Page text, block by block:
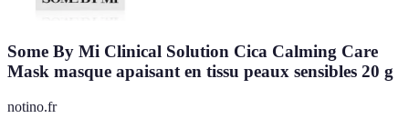
Some By Mi Clinical Solution Cica Calming Care
Mask masque apaisant en tissu peaux sensibles 20 g
notino.fr